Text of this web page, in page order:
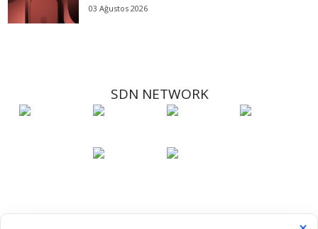
03 Ağustos 2026
SDN NETWORK